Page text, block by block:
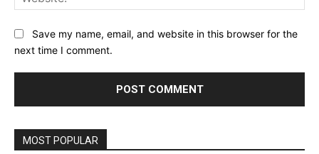
Save my name, email, and website in this browser for the
next time I comment.
MOST POPULAR